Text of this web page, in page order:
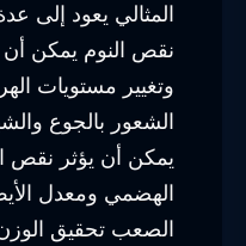
المثالي يعود إلى
نقص النوم يمكن أن
وتغيير مستويات
الشعور بالجوع
يمكن أن يؤثر نقص
الهضمي ومعدل
الصعب تحقيق الوزن